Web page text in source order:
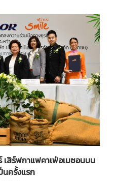
สิร์ฟกาแฟคาเฟ่อเมซอนบน
นครั้งแรก